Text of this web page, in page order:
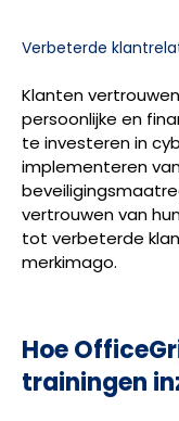
Verbeterde
Klanten
persoonlijke en
te investeren in
implementeren
vertrouwen van
tot verbeterde
merkimago.
Hoe
trainingen